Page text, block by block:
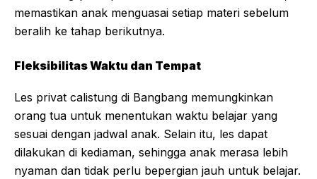
memastikan anak menguasai setiap materi sebelum
beralih ke tahap berikutnya.
Fleksibilitas Waktu dan Tempat
Les privat calistung di Bangbang memungkinkan
orang tua untuk menentukan waktu belajar yang
sesuai dengan jadwal anak. Selain itu, les dapat
dilakukan di kediaman, sehingga anak merasa lebih
nyaman dan tidak perlu bepergian jauh untuk belajar.